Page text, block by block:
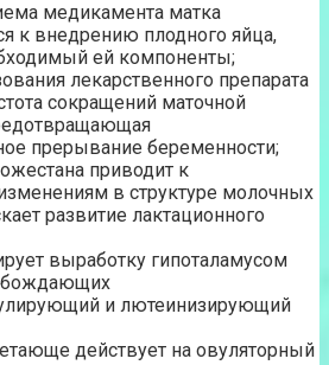
медикамента матка
к внедрению плодного яйца,
ей компоненты;
лекарственного препарата
сокращений маточной
прерывание беременности;
приводит к
в структуре молочных
развитие лактационного
выработку гипоталамусом
и лютеинизирующий
действует на овуляторный